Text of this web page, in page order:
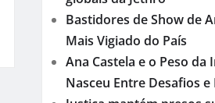
Bastidores de Show de
Mais Vigiado do País
Ana Castela e o Peso da
Nasceu Entre Desafios